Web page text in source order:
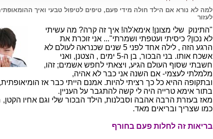
למה לא נורא אם הילד חולה מידי פעם, טיפים לטיפול טבעי ואיך
לעזור
"התינוק שלי מצונן! אימא'לה! איך זה קרה? מה עשיתי
לא נכון? כיסיתי ועטפתי ושמרתי"... אני זוכרת את
הרגע הזה , לילה אחד לפני 5 שנים שכנראה לעולם לא
אשכח אותו. בני הבכור, בן ה-5 ימים , הצטנן, ואני
חשבתי שסוף העולם הגיע, ויצאתי לחפש אשמים; זהו,
מלמלתי לעצמי- אם השנה אני כבר לא אהיה,
ובתקופה ההיא כל כך רציתי להיות. אמנם הייתי כבר אז
בתור אימא טרייה היה לי קשה להתגבר על העניין.
מאז בעזרת הרבה אהבה וסבלנות, הילד הבכור שלי וגם אחיו הקטן,
כמו שצריך ובריאים מאד.
בריאות זה לחלות פעם בחורף